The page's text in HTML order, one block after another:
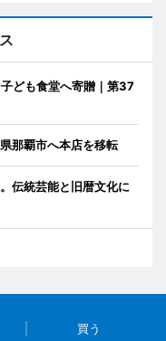
ども食堂へ寄贈｜第37
那覇市へ本店を移転
伝統芸能と旧暦文化に
買う